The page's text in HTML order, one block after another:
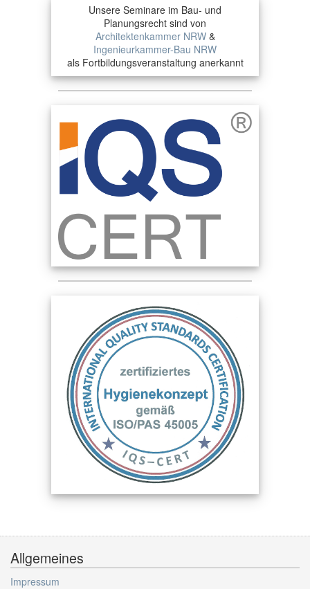
Unsere Seminare im Bau- und
Planungsrecht sind von
Architektenkammer NRW&
Ingenieurkammer-Bau NRW
als Fortbildungsveranstaltung anerkannt
Allgemeines
Impressum